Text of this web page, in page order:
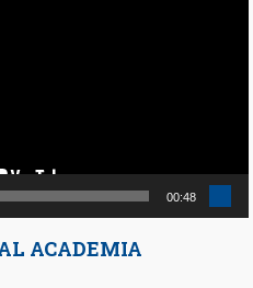
00:48
ACADEMIA